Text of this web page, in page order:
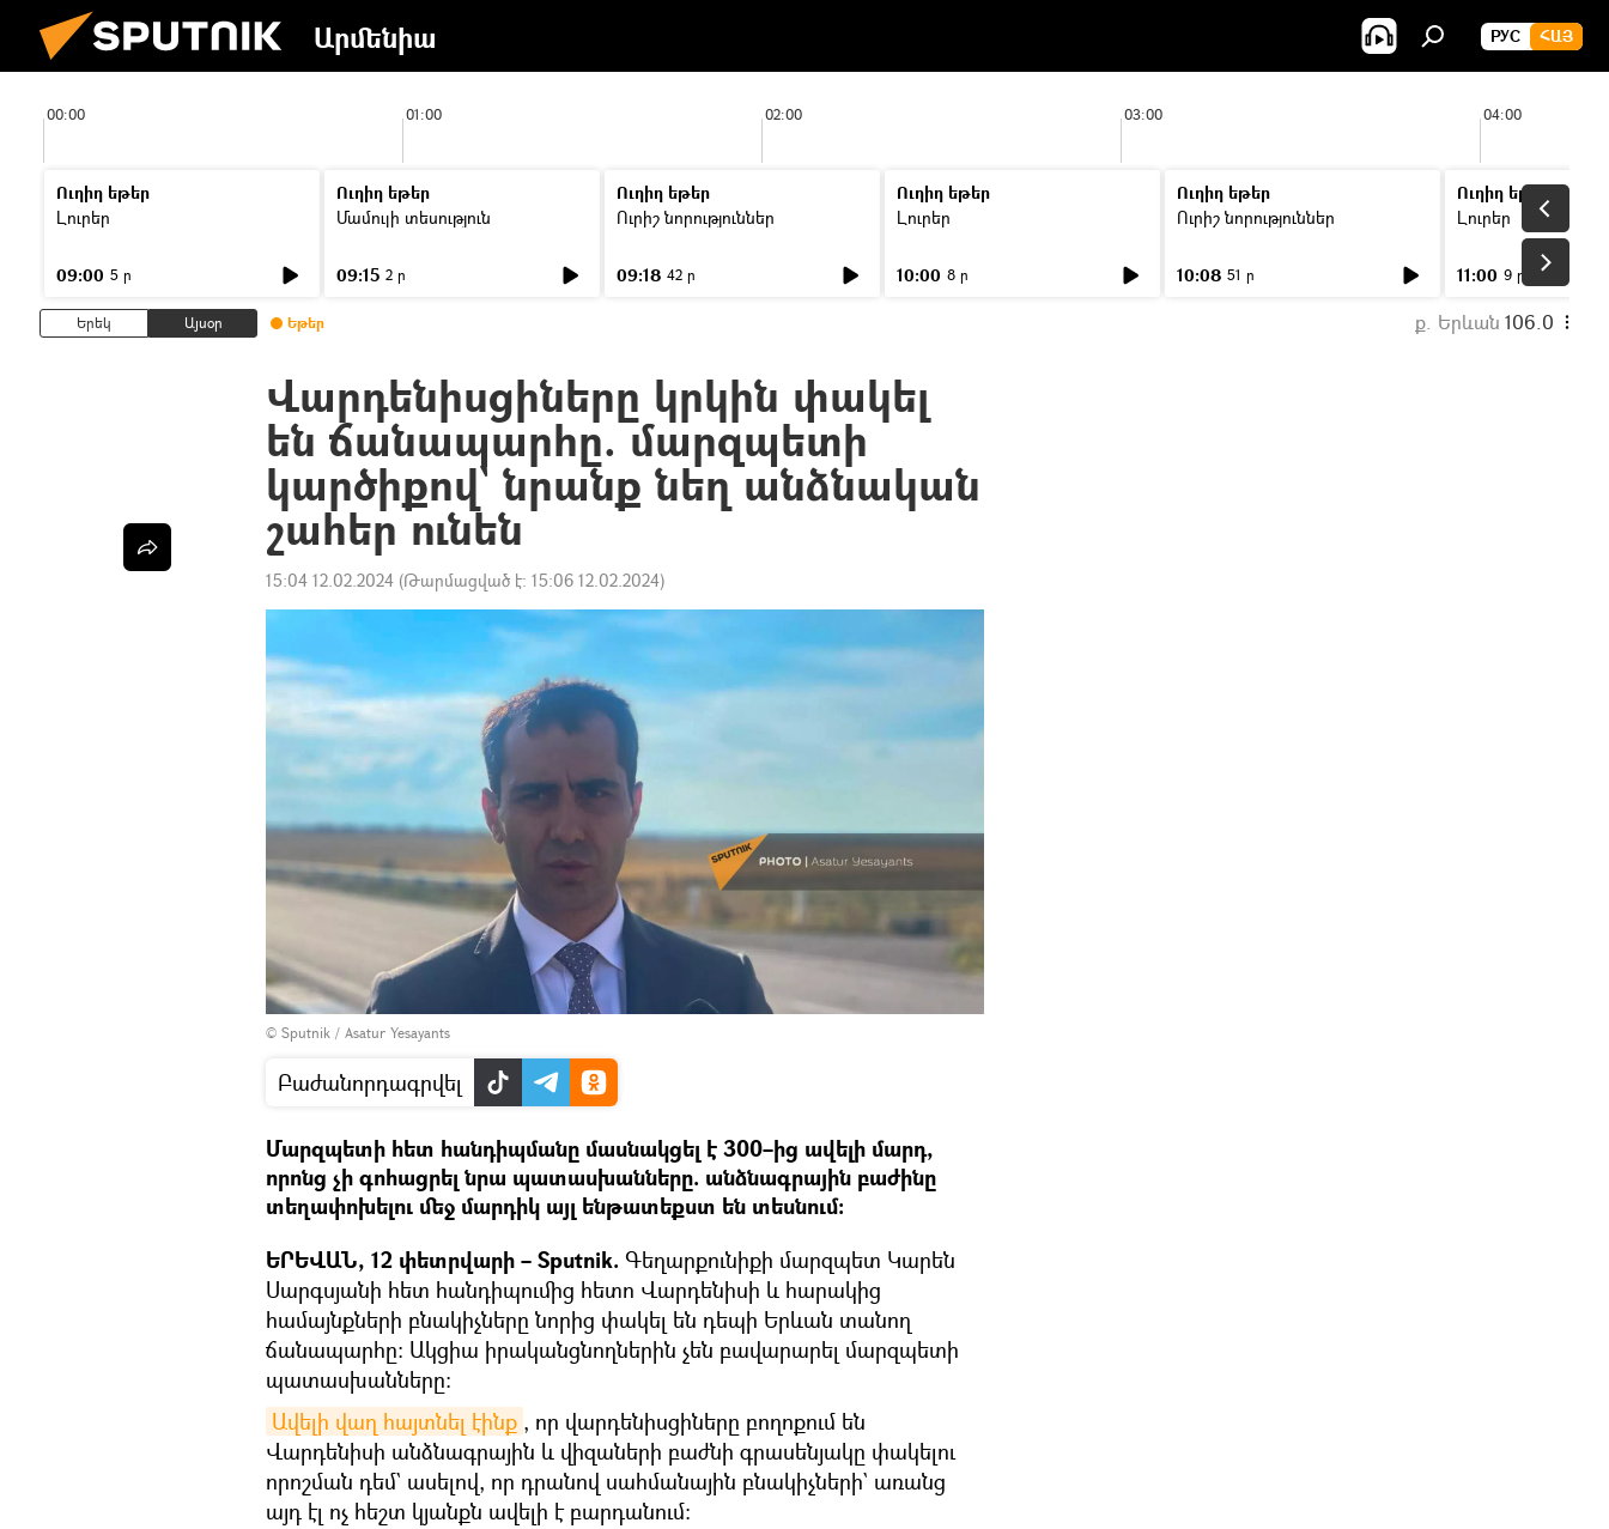
Արմենիա РУС ՀԱՅ
00:00 01:00 02:00 03:00 04:00
Ուղիղ եթեր
Լուրեր
09:00 5 ր
Ուղիղ եթեր
Մամուլի տեսություն
09:15 2 ր
Ուղիղ եթեր
Ուրիշ նորություններ
09:18 42 ր
Ուղիղ եթեր
Լուրեր
10:00 8 ր
Ուղիղ եթեր
Ուրիշ նորություններ
10:08 51 ր
Ուղիղ եթեր
Լուրեր
11:00 9 ր
Երեկ Այսօր Եթեր ք. Երևան 106.0
Վարդենիսցիները կրկին փակել
են ճանապարհը. մարզպետի
կարծիքով` նրանք նեղ անձնական
շահեր ունեն
15:04 12.02.2024 (Թարմացված է: 15:06 12.02.2024)
© Sputnik / Asatur Yesayants
Բաժանորդագրվել
Մարզպետի հետ հանդիպմանը մասնակցել է 300–ից ավելի մարդ,
որոնց չի գոհացրել նրա պատասխանները. անձնագրային բաժինը
տեղափոխելու մեջ մարդիկ այլ ենթատեքստ են տեսնում։
ԵՐԵՎԱՆ, 12 փետրվարի – Sputnik. Գեղարքունիքի մարզպետ Կարեն
Սարգսյանի հետ հանդիպումից հետո Վարդենիսի և հարակից
համայնքների բնակիչները նորից փակել են դեպի Երևան տանող
ճանապարհը։ Ակցիա իրականցնողներին չեն բավարարել մարզպետի
պատասխանները։
Ավելի վաղ հայտնել էինք , որ վարդենիսցիները բողոքում են
Վարդենիսի անձնագրային և վիզաների բաժնի գրասենյակը փակելու
որոշման դեմ` ասելով, որ դրանով սահմանային բնակիչների` առանց
այդ էլ ոչ հեշտ կյանքն ավելի է բարդանում: